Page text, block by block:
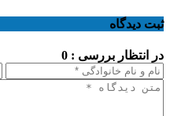
ثبت دیدگاه
در انتظار بررسی : 0